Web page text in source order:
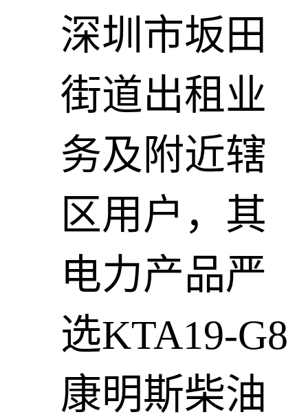
深圳市坂田
街道出租业
务及附近辖
区用户，其
电力产品严
选KTA19-G8
康明斯柴油